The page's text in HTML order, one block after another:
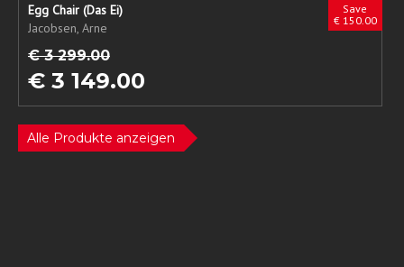
Save
€ 150.00
Egg Chair (Das Ei)
Jacobsen, Arne
€ 3 299.00
€ 3 149.00
Alle Produkte anzeigen